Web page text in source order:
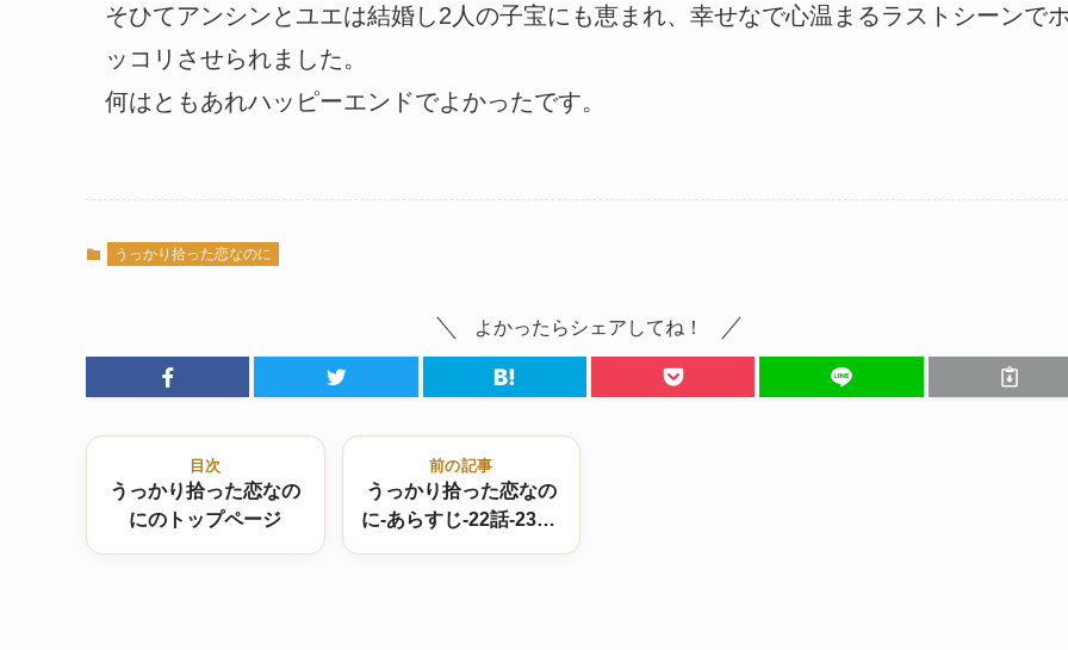
そひてアンシンとユエは結婚し2人の子宝にも恵まれ、幸せなで心温まるラストシーンで
ッコリさせられました。
何はともあれハッピーエンドでよかったです。
うっかり拾った恋なのに
よかったらシェアしてね！
目次
うっかり拾った恋なの
にのトップページ
前の記事
うっかり拾った恋なの
に-あらすじ-22話-23話-